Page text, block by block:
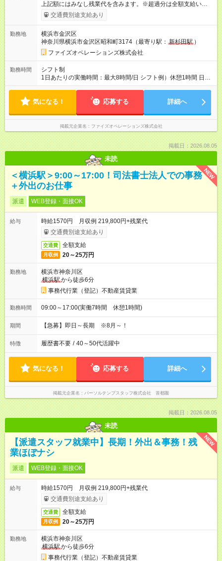
上記額にはみなし残業代を含みます。※超過分は全額支給いたし
ます。 みなし残業代 44,000円 ～ 60,000円／月 みなし残業時
間 25時間／月 ・能力や経験などを考慮して決定します。 ・上記
す。 ・超過分は全額支給します。 2年連続給与のベースアップ
を行っており、まだまだ規模拡大を進めております！ 【試用期
間】試用期間あり 試用期間の長さ：3ヶ月 雇用形態、給与は本
採用時と同じです。
交通費別途支給あり
勤務地
横浜市金沢区
神奈川県横浜市金沢区昭和町3174（最寄り駅： 新杉田駅 ）
ファイズオペレーションズ株式会社
勤務時間
シフト制
1日あたりの実働時間：最大8時間/日 シフト例）休憩1時間 日
勤 8:00～19:00 夜勤 19:00～翌7:00 ※日勤/夜勤混在のシフト
お伺いしております
気になる！ 応募する 詳細へ
掲載元企業名 ファイズオペレーションズ株式会社
掲載日：2026.08.05
未読
NEW
＜横浜駅＞9:00～17:00！司法書士法人での事務
＋外出のお仕事
派遣 WEB登録・面接OK
給与
時給1570円 月収例 219,800円+残業代
交通費別途支給あり
交通費 全額支給
月収例 20～25万円
勤務地
横浜市神奈川区
横浜駅から徒歩6分
事務代行業（登記）不動産賃貸業
勤務時間 09:00～17:00(実働7時間 休憩1時間)
期間 【急募】即日～長期 ※8月～！
特徴 履歴書不要 / 40～50代活躍中
気になる！ 応募する 詳細へ
掲載元企業名 パーソルテンプスタッフ株式会社 首都圏
掲載日：2026.08.05
未読
NEW
【派遣スタッフ就業中】長期！外出＆事務！残
業ほぼナシ
派遣 WEB登録・面接OK
給与
時給1570円 月収例 219,800円+残業代
交通費別途支給あり
交通費 全額支給
月収例 20～25万円
勤務地
横浜市神奈川区
横浜駅から徒歩6分
事務代行業（登記）不動産賃貸業